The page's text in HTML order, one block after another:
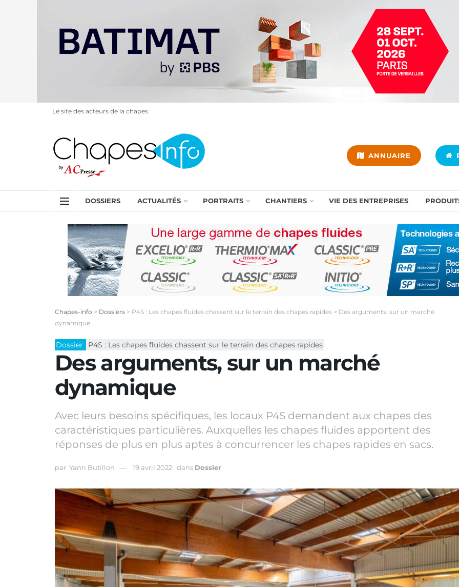
Le site des acteurs de la chapes
ANNUAIRE
DOSSIERS ACTUALITÉS PORTRAITS CHANTIERS VIE DES ENTREPRISES
Chapes-info > Dossiers > P4S : Les chapes fluides chassent sur le terrain des chapes rapides > Des arguments, sur un marché
dynamique
Dossier P4S : Les chapes fluides chassent sur le terrain des chapes rapides
Des arguments, sur un marché
dynamique
Avec leurs besoins spécifiques, les locaux P4S demandent aux chapes des
caractéristiques particulières. Auxquelles les chapes fluides apportent des
réponses de plus en plus aptes à concurrencer les chapes rapides en sacs.
par Yann Butillon 19 avril 2022 dans Dossier